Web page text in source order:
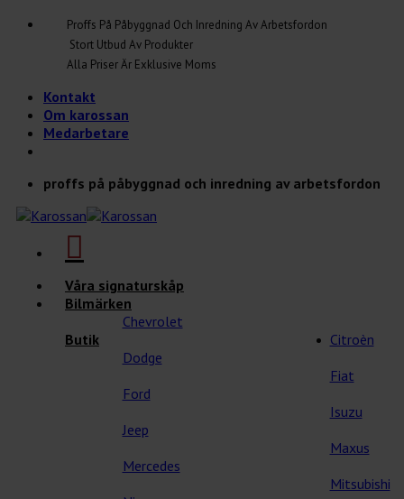
Skip
Proffs På Påbyggnad Och Inredning Av Arbetsfordon
Stort Utbud Av Produkter
Alla Priser Är Exklusive Moms
Kontakt
Om karossan
Medarbetare
proffs på påbyggnad och inredning av arbetsfordon
Våra signaturskåp
Bilmärken
Chevrolet
Citroèn
Dodge
Fiat
Ford
Isuzu
Jeep
Maxus
Mercedes
Mitsubishi
Butik